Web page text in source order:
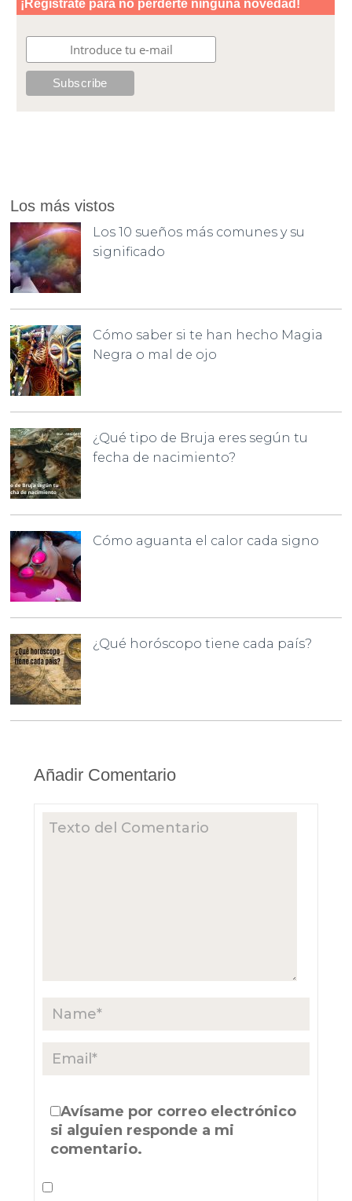
Los más vistos
Los 10 sueños más comunes y su
significado
Cómo saber si te han hecho Magia
Negra o mal de ojo
¿Qué tipo de Bruja eres según tu
fecha de nacimiento?
Cómo aguanta el calor cada signo
¿Qué horóscopo tiene cada país?
Añadir Comentario
Avísame por correo electrónico
si alguien responde a mi
comentario.